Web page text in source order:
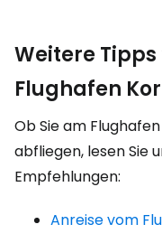
Weitere
Flughafen
Ob Sie am
abfliegen, lesen Sie
Empfehlungen:
Anreise vom